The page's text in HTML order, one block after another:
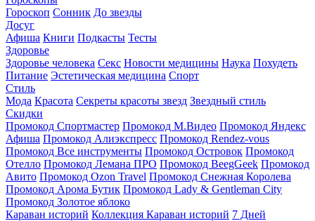
Гороскоп Сонник До звезды
Досуг
Афиша Книги Подкасты Тесты
Здоровье
Здоровье человека Секс Новости медицины Наука Похудеть
Питание Эстетическая медицина Спорт
Стиль
Мода Красота Секреты красоты звезд Звездный стиль
Скидки
Промокод Спортмастер Промокод М.Видео Промокод Яндекс
Афиша Промокод Алиэкспресс Промокод Rendez-vous
Промокод Все инструменты Промокод Островок Промокод
Отелло Промокод Лемана ПРО Промокод BeegGeek Промокод
Авито Промокод Ozon Travel Промокод Снежная Королева
Промокод Арома Бутик Промокод Lady & Gentleman City
Промокод Золотое яблоко
Караван историй Коллекция Караван историй 7 Дней